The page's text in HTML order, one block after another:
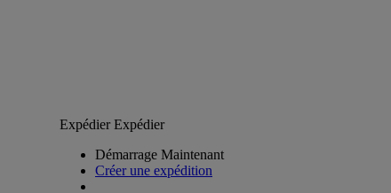
ExpédierExpédier
Démarrage Maintenant
Créer une expédition